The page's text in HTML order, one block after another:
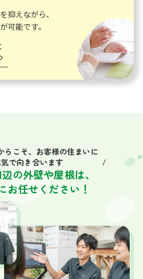
抑えながら、
可能です。
らこそ、お客様の住まいに
で向き合います
の外壁や屋根は、
お任せください！